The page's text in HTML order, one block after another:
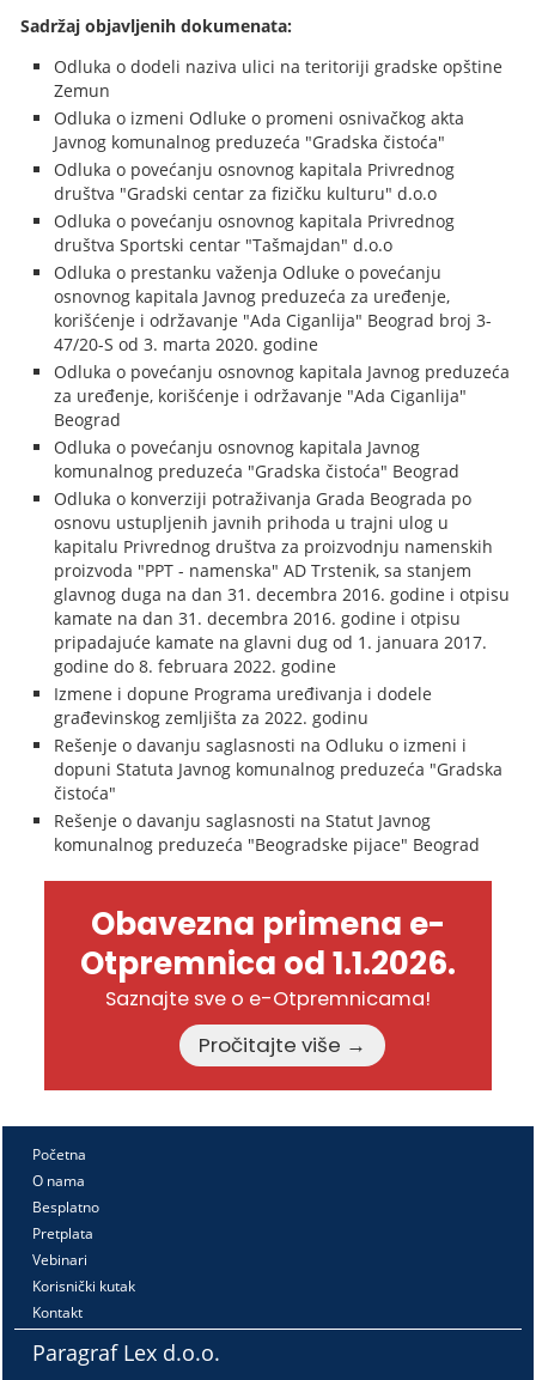
Sadržaj objavljenih dokumenata:
Odluka o dodeli naziva ulici na teritoriji gradske opštine
Zemun
Odluka o izmeni Odluke o promeni osnivačkog akta
Javnog komunalnog preduzeća "Gradska čistoća"
Odluka o povećanju osnovnog kapitala Privrednog
društva "Gradski centar za fizičku kulturu" d.o.o
Odluka o povećanju osnovnog kapitala Privrednog
društva Sportski centar "Tašmajdan" d.o.o
Odluka o prestanku važenja Odluke o povećanju
osnovnog kapitala Javnog preduzeća za uređenje,
korišćenje i održavanje "Ada Ciganlija" Beograd broj 3-
47/20-S od 3. marta 2020. godine
Odluka o povećanju osnovnog kapitala Javnog preduzeća
za uređenje, korišćenje i održavanje "Ada Ciganlija"
Beograd
Odluka o povećanju osnovnog kapitala Javnog
komunalnog preduzeća "Gradska čistoća" Beograd
Odluka o konverziji potraživanja Grada Beograda po
osnovu ustupljenih javnih prihoda u trajni ulog u
kapitalu Privrednog društva za proizvodnju namenskih
proizvoda "PPT - namenska" AD Trstenik, sa stanjem
glavnog duga na dan 31. decembra 2016. godine i otpisu
kamate na dan 31. decembra 2016. godine i otpisu
pripadajuće kamate na glavni dug od 1. januara 2017.
godine do 8. februara 2022. godine
Izmene i dopune Programa uređivanja i dodele
građevinskog zemljišta za 2022. godinu
Rešenje o davanju saglasnosti na Odluku o izmeni i
dopuni Statuta Javnog komunalnog preduzeća "Gradska
čistoća"
Rešenje o davanju saglasnosti na Statut Javnog
komunalnog preduzeća "Beogradske pijace" Beograd
Obavezna primena e-
Otpremnica od 1.1.2026.
Saznajte sve o e-Otpremnicama!
Pročitajte više →
Početna
O nama
Besplatno
Pretplata
Vebinari
Korisnički kutak
Kontakt
Paragraf Lex d.o.o.